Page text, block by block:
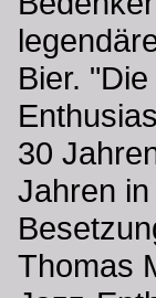
Bier.
30
Jahren
Thomas